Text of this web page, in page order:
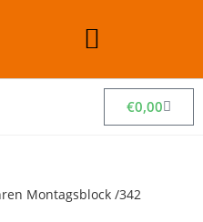
€0,00